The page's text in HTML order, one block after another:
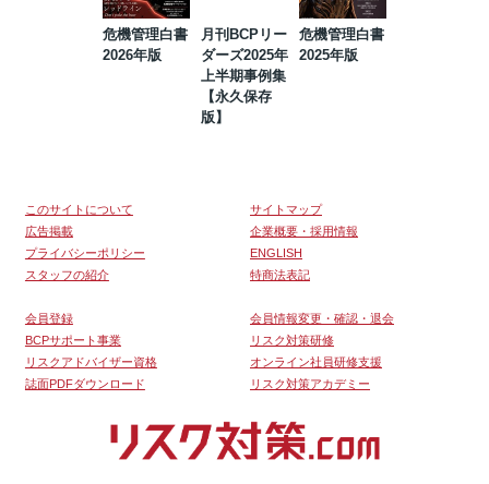
危機管理白書
2026年版
月刊BCPリー
ダーズ2025年
上半期事例集
【永久保存
版】
危機管理白書
2025年版
このサイトについて
サイトマップ
広告掲載
企業概要・採用情報
プライバシーポリシー
ENGLISH
スタッフの紹介
特商法表記
会員登録
会員情報変更・確認・退会
BCPサポート事業
リスク対策研修
リスクアドバイザー資格
オンライン社員研修支援
誌面PDFダウンロード
リスク対策アカデミー